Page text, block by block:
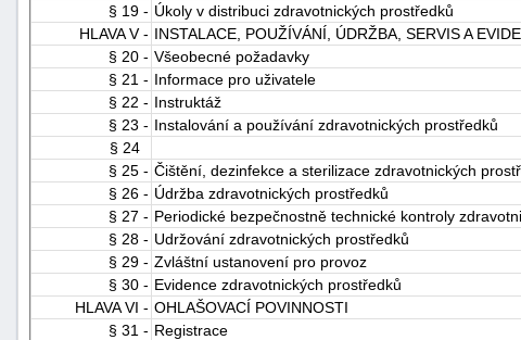
§ 19 - Úkoly v distribuci zdravotnických prostředků
HLAVA V - INSTALACE, POUŽÍVÁNÍ, ÚDRŽBA, SERVIS A
§ 20 - Všeobecné požadavky
§ 21 - Informace pro uživatele
§ 22 - Instruktáž
§ 23 - Instalování a používání zdravotnických prostředků
§ 24
§ 25 - Čištění, dezinfekce a sterilizace zdravotnických
§ 26 - Údržba zdravotnických prostředků
§ 27 - Periodické bezpečnostně technické kontroly
§ 28 - Udržování zdravotnických prostředků
§ 29 - Zvláštní ustanovení pro provoz
§ 30 - Evidence zdravotnických prostředků
HLAVA VI - OHLAŠOVACÍ POVINNOSTI
§ 31 - Registrace